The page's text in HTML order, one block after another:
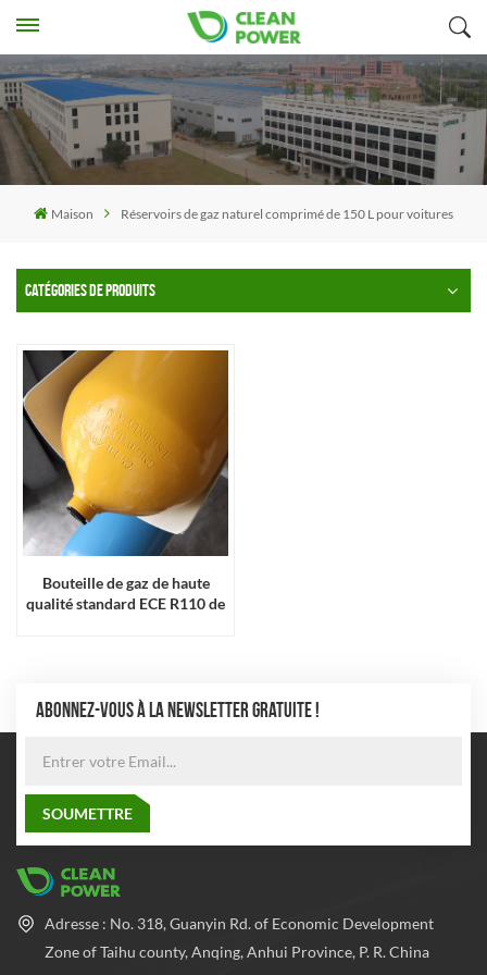
Maison Réservoirs de gaz naturel comprimé de 150 L pour voitures
CATÉGORIES DE PRODUITS
Bouteille de gaz de haute
qualité standard ECE R110 de
ABONNEZ-VOUS À LA NEWSLETTER GRATUITE !
Adresse : No. 318, Guanyin Rd. of Economic Development
Zone of Taihu county, Anqing, Anhui Province, P. R. China